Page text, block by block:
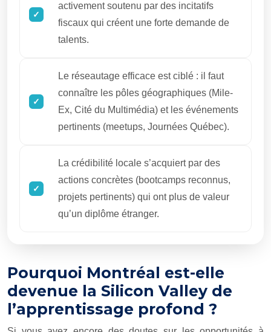
activement soutenu par des incitatifs
fiscaux qui créent une forte demande de
talents.
Le réseautage efficace est ciblé : il faut
connaître les pôles géographiques (Mile-
Ex, Cité du Multimédia) et les événements
pertinents (meetups, Journées Québec).
La crédibilité locale s’acquiert par des
actions concrètes (bootcamps reconnus,
projets pertinents) qui ont plus de valeur
qu’un diplôme étranger.
Pourquoi Montréal est-elle
devenue la Silicon Valley de
l’apprentissage profond ?